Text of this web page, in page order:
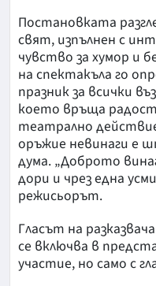
Постановката
свят, изпълнен с
чувство за хумор и
на спектакъла го
празник за всички
което връща
театрално
оръжие невинаги е
дума. „Доброто
дори и чрез една
режисьорът.
Гласът на
се включва в
участие, но само с